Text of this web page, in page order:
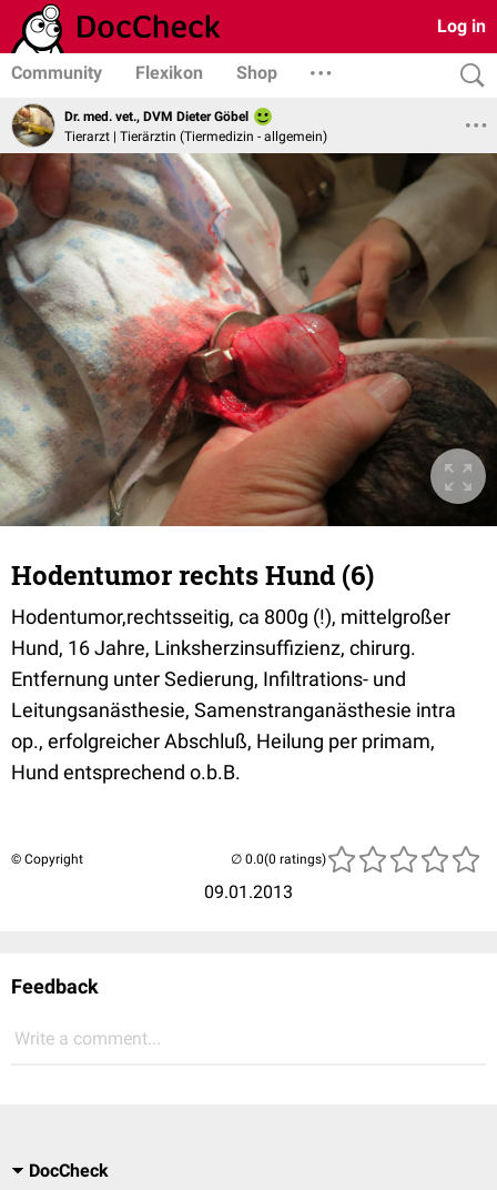
Log in
Community Flexikon Shop
Dr. med. vet., DVM Dieter Göbel
Tierarzt | Tierärztin (Tiermedizin - allgemein)
Hodentumor rechts Hund (6)
Hodentumor,rechtsseitig, ca 800g (!), mittelgroßer
Hund, 16 Jahre, Linksherzinsuffizienz, chirurg.
Entfernung unter Sedierung, Infiltrations- und
Leitungsanästhesie, Samenstranganästhesie intra
op., erfolgreicher Abschluß, Heilung per primam,
Hund entsprechend o.b.B.
© Copyright
09.01.2013
(0 ratings)
Feedback
Write a comment...
DocCheck